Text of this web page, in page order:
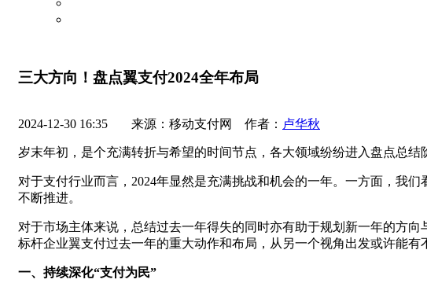
三大方向！盘点翼支付2024全年布局
2024-12-30 16:35 来源：移动支付网 作者： 卢华秋
岁末年初，是个充满转折与希望的时间节点，各大领域纷纷进入盘点总
对于支付行业而言，2024年显然是充满挑战和机会的一年。一方面，我
不断推进。
对于市场主体来说，总结过去一年得失的同时亦有助于规划新一年的方
标杆企业翼支付过去一年的重大动作和布局，从另一个视角出发或许能有
一、持续深化“支付为民”